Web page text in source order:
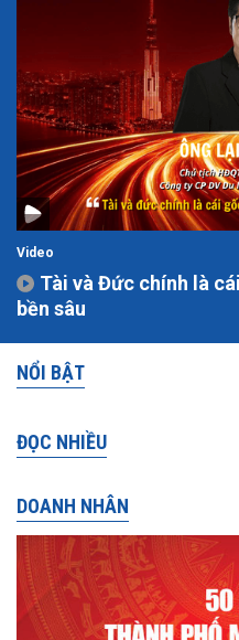
Video
Tài và Đức chính là
bền sâu
NỔI BẬT
ĐỌC NHIỀU
DOANH NHÂN